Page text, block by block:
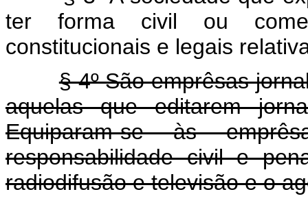
ter forma civil ou
constitucionais e legais
§ 4º São emprêsas
aquelas que editarem
Equiparam-se às
responsabilidade civil e
radiodifusão e televisão e o